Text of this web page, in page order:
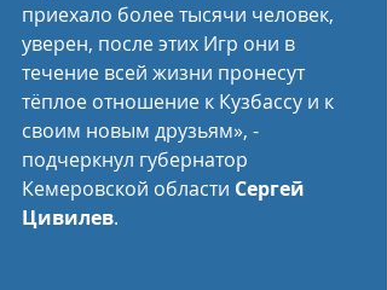
приехало более тысячи человек,
уверен, после этих Игр они в
течение всей жизни пронесут
тёплое отношение к Кузбассу и к
своим новым друзьям», -
подчеркнул губернатор
Кемеровской области Сергей
Цивилев.